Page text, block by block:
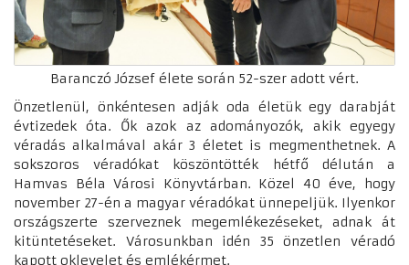
Baranczó József élete során 52-szer adott vért.
Önzetlenül, önkéntesen adják oda életük egy darabját
évtizedek óta. Ők azok az adományozók, akik egyegy
véradás alkalmával akár 3 életet is megmenthetnek. A
sokszoros véradókat köszöntötték hétfő délután a
Hamvas Béla Városi Könyvtárban. Közel 40 éve, hogy
november 27-én a magyar véradókat ünnepeljük. Ilyenkor
országszerte szerveznek megemlékezéseket, adnak át
kitüntetéseket. Városunkban idén 35 önzetlen véradó
kapott oklevelet és emlékérmet.